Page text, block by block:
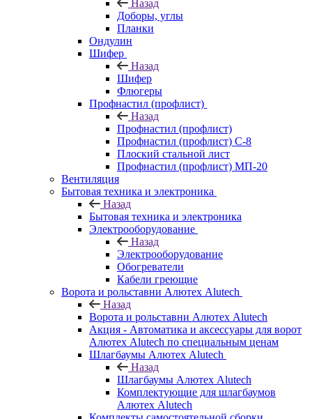
Назад
Доборы, углы
Планки
Ондулин
Шифер
Назад
Шифер
Флюгеры
Профнастил (профлист)
Назад
Профнастил (профлист)
Профнастил (профлист) С-8
Плоский стальной лист
Профнастил (профлист) МП-20
Вентиляция
Бытовая техника и электроника
Назад
Бытовая техника и электроника
Электрооборудование
Назад
Электрооборудование
Обогреватели
Кабели греющие
Ворота и рольставни Алютех Alutech
Назад
Ворота и рольставни Алютех Alutech
Акция - Автоматика и аксессуары для ворот
Алютех Alutech по специальным ценам
Шлагбаумы Алютех Alutech
Назад
Шлагбаумы Алютех Alutech
Комплектующие для шлагбаумов
Алютех Alutech